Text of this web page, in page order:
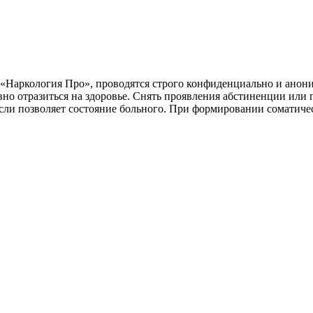
Про», проводятся строго конфиденциально и
отразиться на здоровье. Снять проявления абстиненции
позволяет состояние больного. При формировании